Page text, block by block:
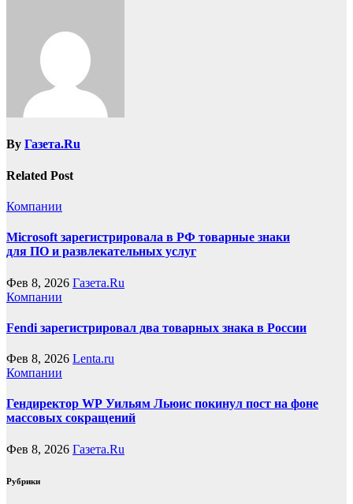
By Газета.Ru
Related Post
Компании
Microsoft зарегистрировала в РФ товарные знаки
для ПО и развлекательных услуг
Фев 8, 2026 Газета.Ru
Компании
Fendi зарегистрировал два товарных знака в России
Фев 8, 2026 Lenta.ru
Компании
Гендиректор WP Уильям Льюис покинул пост на фоне
массовых сокращений
Фев 8, 2026 Газета.Ru
Рубрики